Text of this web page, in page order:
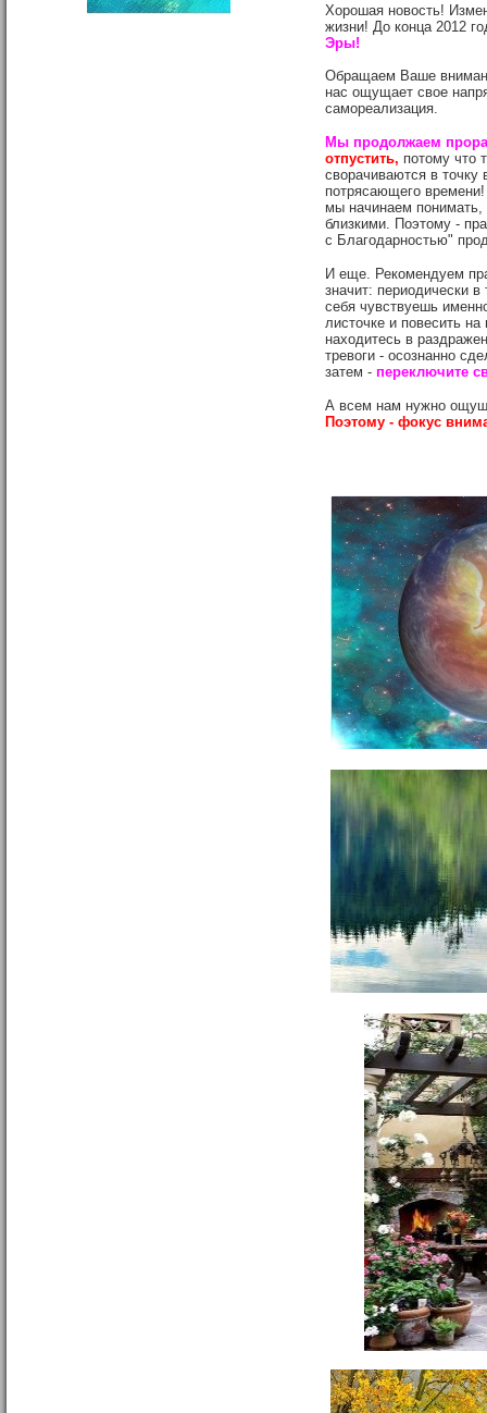
Хорошая новость!
жизни! До конца 2012
Эры!
Обращаем Ваше
нас ощущает свое
самореализация.
Мы продолжаем
отпустить, потому что
сворачиваются в точку
потрясающего
мы начинаем
близкими. Поэтому -
с Благодарностью"
И еще. Рекомендуем
значит: периодически
себя чувствуешь
листочке и повесить
находитесь в
тревоги - осознанно
затем - переключите
А всем нам нужно
Поэтому - фокус